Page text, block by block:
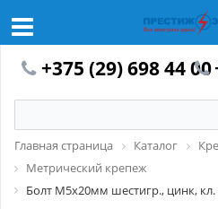
+375 (29) 698 44 00
Главная страница Каталог
Метрический крепеж
Болт М5х20мм шестигр., цинк, кл.